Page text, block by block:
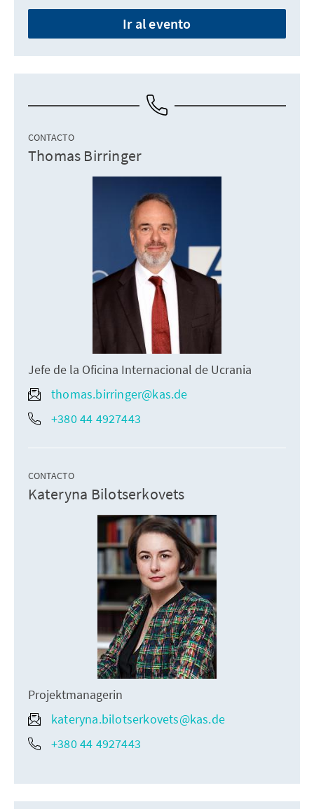
Ir al evento
CONTACTO
Thomas Birringer
Jefe de la Oficina Internacional de Ucrania
thomas.birringer@kas.de
+380 44 4927443
CONTACTO
Kateryna Bilotserkovets
Projektmanagerin
kateryna.bilotserkovets@kas.de
+380 44 4927443